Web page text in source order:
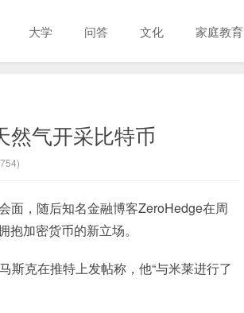
大学 问答 文化 家庭教育
然气开采比特币
面，随后知名金融博客ZeroHedge在周
加密货币的新立场。
斯克在推特上发帖称，他“与米莱进行了